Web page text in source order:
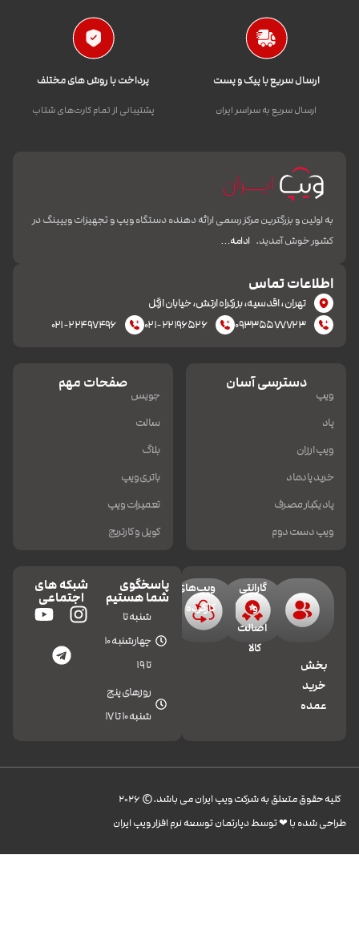
ارسال سریع با پیک و پست
ارسال سریع به سراسر ایران
پرداخت با روش های مختلف
پشتیبانی از تمام کارت‌های شتاب
به اولین و بزرگترین مرکز رسمی ارائه دهنده دستگاه ویپ و تجهیزات ویپینگ در
کشور خوش آمدید. ادامه…
اطلاعات تماس
تهران، اقدسیه، بزرکراه ارتش، خیابان ازگل
۰۹۳۳۵۵۷۷۷۲۳
۰۲۱-۲۲۱۹۶۵۲۶ ۰۲۱-۲۲۴۹۷۴۹۶
دسترسی آسان
ویپ
پاد
ویپ ارزان
خرید پادماد
پاد یکبار مصرف
ویپ دست دوم
صفحات مهم
جویس
سالت
بلاگ
باتری ویپ
تعمیرات ویپ
کویل و کارتریج
بخش
خرید
عمده
گارانتی
و
اصالت
کالا
ویپ‌های
کارکرده
پاسخگوی
شما هستیم
شنبه تا
چهارشنبه 10
تا 19
روزهای پنج
شنبه 10 تا 17
شبکه های
اجتماعی
کليه حقوق متعلق به شرکت ویپ ایران می باشد.© 2026
طراحی شده با ❤︎ توسط دپارتمان توسعه نرم افزار ویپ ایران